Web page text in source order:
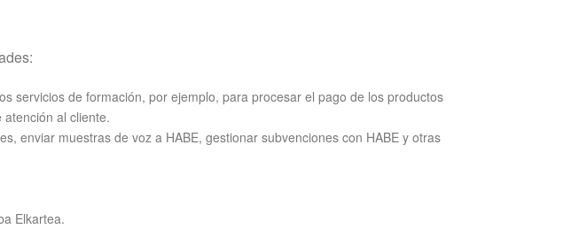
servicios de formación, por ejemplo, para procesar el pago de los productos
al cliente.
enviar muestras de voz a HABE, gestionar subvenciones con HABE y otras
Elkartea.